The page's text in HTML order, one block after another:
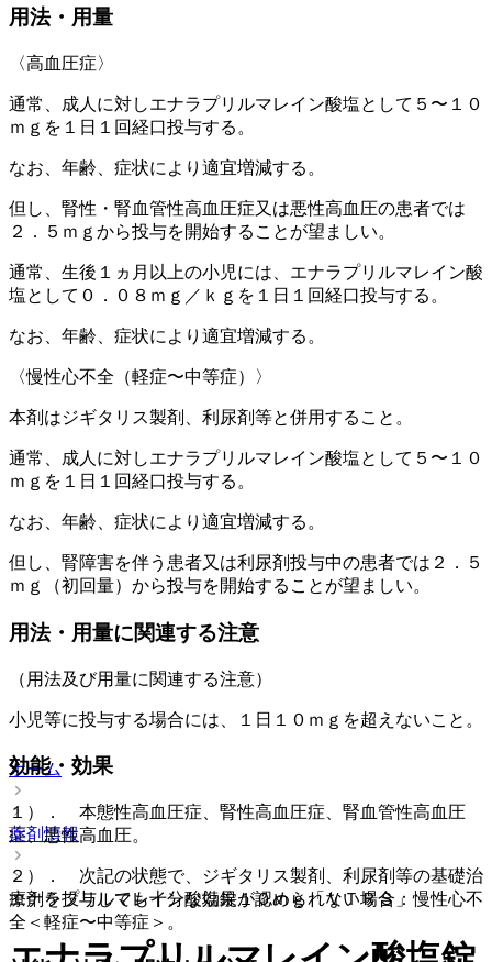
用法・用量
〈高血圧症〉
通常、成人に対しエナラプリルマレイン酸塩として５〜１０
ｍｇを１日１回経口投与する。
なお、年齢、症状により適宜増減する。
但し、腎性・腎血管性高血圧症又は悪性高血圧の患者では
２．５ｍｇから投与を開始することが望ましい。
通常、生後１ヵ月以上の小児には、エナラプリルマレイン酸
塩として０．０８ｍｇ／ｋｇを１日１回経口投与する。
なお、年齢、症状により適宜増減する。
〈慢性心不全（軽症〜中等症）〉
本剤はジギタリス製剤、利尿剤等と併用すること。
通常、成人に対しエナラプリルマレイン酸塩として５〜１０
ｍｇを１日１回経口投与する。
なお、年齢、症状により適宜増減する。
但し、腎障害を伴う患者又は利尿剤投与中の患者では２．５
ｍｇ（初回量）から投与を開始することが望ましい。
用法・用量に関連する注意
（用法及び用量に関連する注意）
小児等に投与する場合には、１日１０ｍｇを超えないこと。
効能・効果
１）． 本態性高血圧症、腎性高血圧症、腎血管性高血圧
症、悪性高血圧。
２）． 次記の状態で、ジギタリス製剤、利尿剤等の基礎治
療剤を投与しても十分な効果が認められない場合：慢性心不
全＜軽症〜中等症＞。
ホーム
薬剤情報
エナラプリルマレイン酸塩錠１０ｍｇ「ＶＴＲＳ」